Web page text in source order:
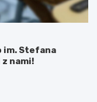
im. Stefana
nami!